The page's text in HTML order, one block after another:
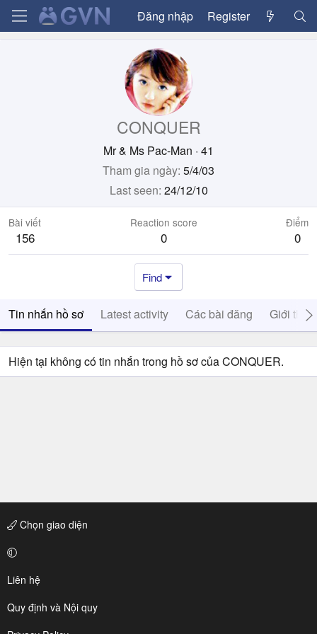
Đăng nhập Register
CONQUER
Mr & Ms Pac-Man · 41
Tham gia ngày 5/4/03
Last seen 24/12/10
Bài viết
156
Reaction score
0
Điểm
0
Find
Tin nhắn hồ sơ Latest activity Các bài đăng Giới thiệu
Hiện tại không có tin nhắn trong hồ sơ của CONQUER.
Chọn giao diện
Liên hệ
Quy định và Nội quy